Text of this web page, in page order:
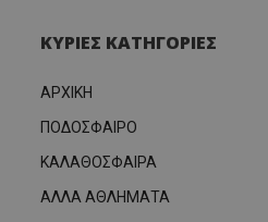
ΚΥΡΙΕΣ ΚΑΤΗΓΟΡΙΕΣ
ΑΡΧΙΚΗ
ΠΟΔΟΣΦΑΙΡΟ
ΚΑΛΑΘΟΣΦΑΙΡΑ
ΑΛΛΑ ΑΘΛΗΜΑΤΑ